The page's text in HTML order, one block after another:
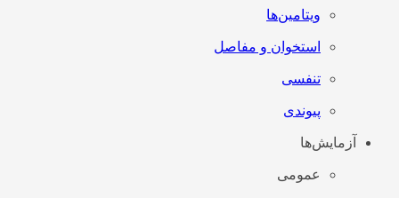
ویتامین‌ها
استخوان و مفاصل
تنفسی
پیوندی
آزمایش‌ها
عمومی